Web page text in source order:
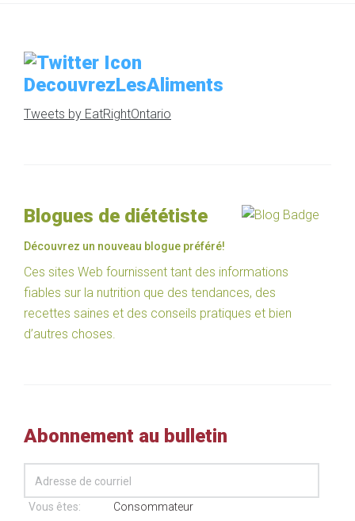
DecouvrezLesAliments
Tweets by EatRightOntario
Blogues de diététiste
Découvrez un nouveau blogue préféré!
Ces sites Web fournissent tant des informations
fiables sur la nutrition que des tendances, des
recettes saines et des conseils pratiques et bien
d’autres choses.
Abonnement au bulletin
Vous êtes:
Consommateur